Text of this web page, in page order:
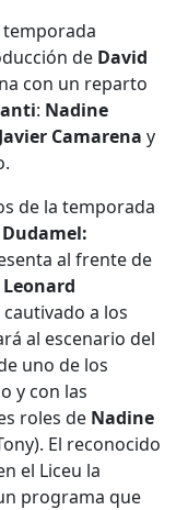
de David
con un reparto
: Nadine
Javier Camarena y
de la temporada
al frente de
Leonard
a los
al escenario del
uno de los
y con las
roles de Nadine
El reconocido
el Liceu la
programa que